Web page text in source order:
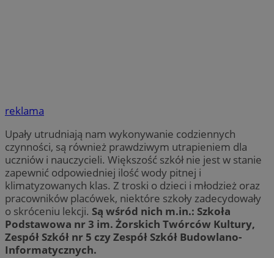
reklama
Upały utrudniają nam wykonywanie codziennych
czynności, są również prawdziwym utrapieniem dla
uczniów i nauczycieli. Większość szkół nie jest w stanie
zapewnić odpowiedniej ilość wody pitnej i
klimatyzowanych klas. Z troski o dzieci i młodzież oraz
pracowników placówek, niektóre szkoły zadecydowały
o skróceniu lekcji. Są wśród nich m.in.: Szkoła
Podstawowa nr 3 im. Żorskich Twórców Kultury,
Zespół Szkół nr 5 czy Zespół Szkół Budowlano-
Informatycznych.